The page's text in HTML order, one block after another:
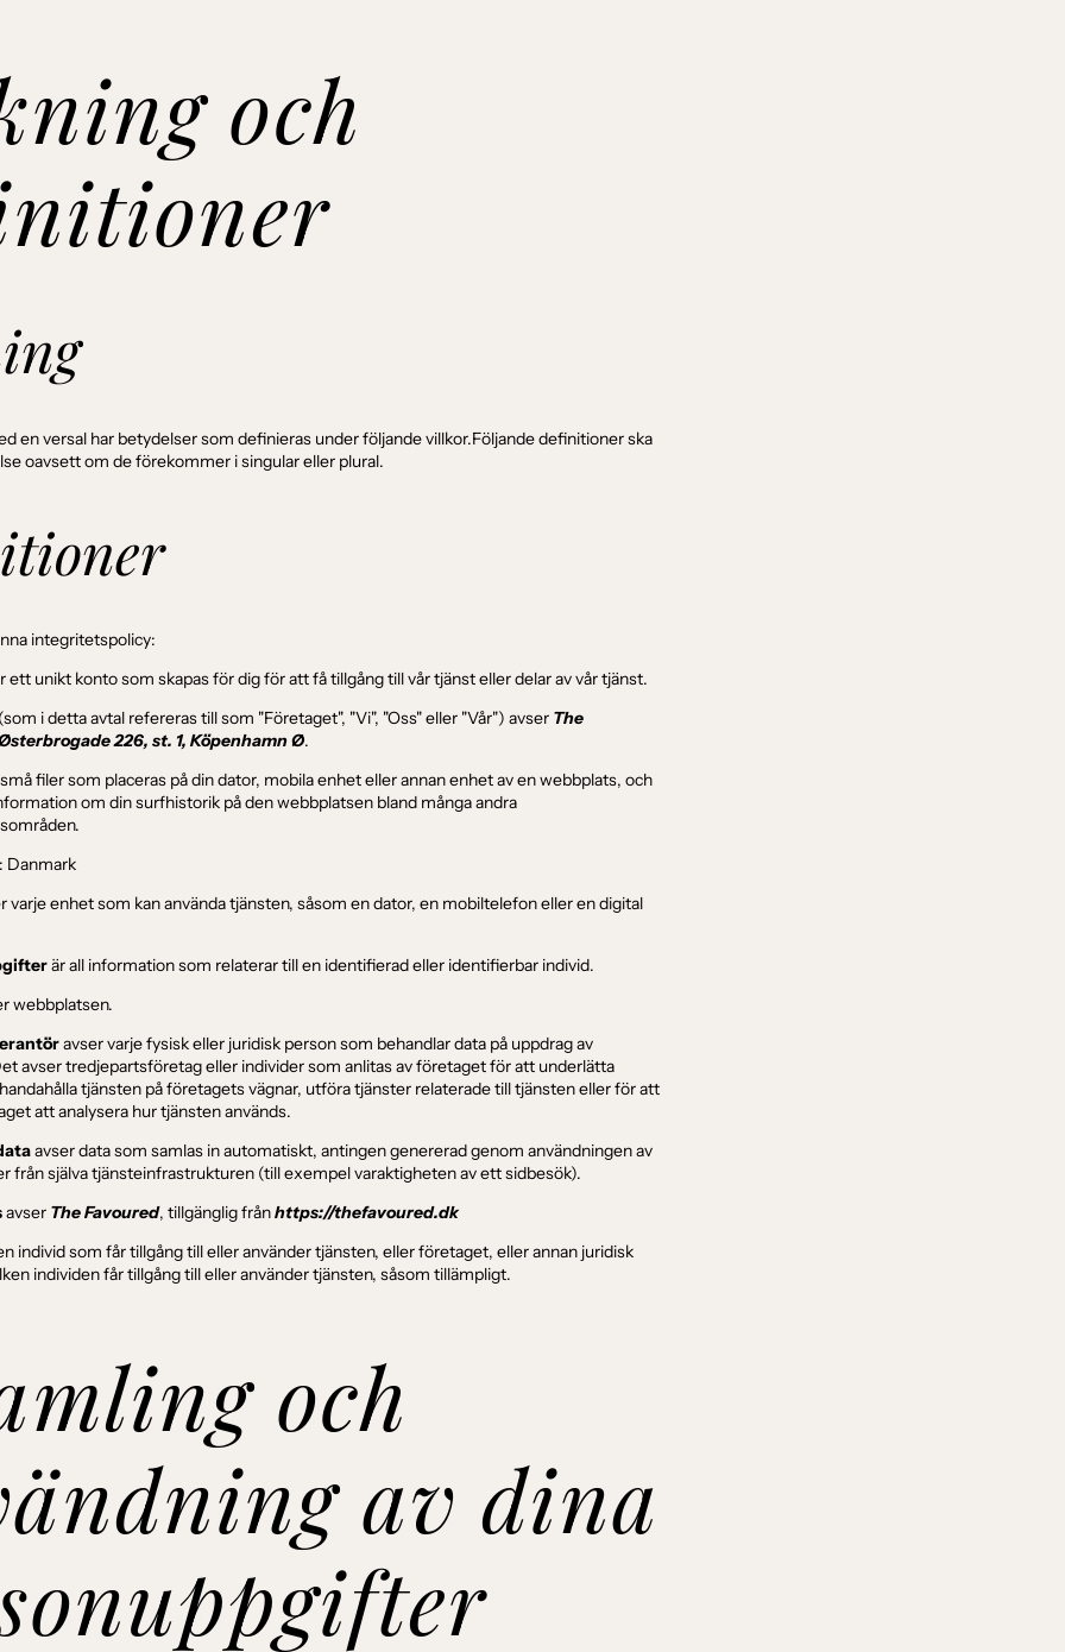
och
en versal har betydelser som definieras under följande villkor.Följande definitioner ska
oavsett om de förekommer i singular eller plural.
integritetspolicy:
ett unikt konto som skapas för dig för att få tillgång till vår tjänst eller delar av vår tjänst.
i detta avtal refereras till som "Företaget", "Vi", "Oss" eller "Vår") avser The
226, st. 1, Köpenhamn Ø.
filer som placeras på din dator, mobila enhet eller annan enhet av en webbplats, och
om din surfhistorik på den webbplatsen bland många andra
Danmark
varje enhet som kan använda tjänsten, såsom en dator, en mobiltelefon eller en digital
är all information som relaterar till en identifierad eller identifierbar individ.
webbplatsen.
avser varje fysisk eller juridisk person som behandlar data på uppdrag av
avser tredjepartsföretag eller individer som anlitas av företaget för att underlätta
tjänsten på företagets vägnar, utföra tjänster relaterade till tjänsten eller för att
att analysera hur tjänsten används.
avser data som samlas in automatiskt, antingen genererad genom användningen av
från själva tjänsteinfrastrukturen (till exempel varaktigheten av ett sidbesök).
avser The Favoured, tillgänglig frånhttps://thefavoured.dk
individ som får tillgång till eller använder tjänsten, eller företaget, eller annan juridisk
individen får tillgång till eller använder tjänsten, såsom tillämpligt.
och
av dina